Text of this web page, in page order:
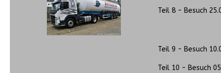
Teil 8 - Besuch
Teil 9 - Besuch
Teil 10 - Besuch